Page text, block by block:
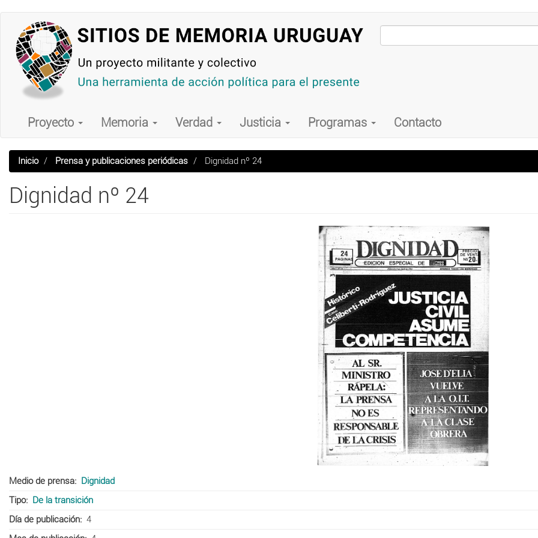
contenido
principal
Main
navigation
Proyecto Memoria Verdad Justicia Programas Contacto
Inicio Prensa y publicaciones periódicas Dignidad nº 24
Dignidad nº 24
Medio de prensa
Dignidad
Tipo
De la transición
Día de publicación
4